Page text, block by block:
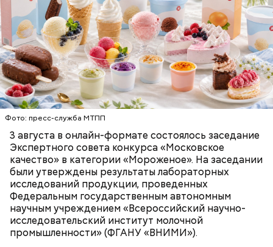
Фото: пресс-служба МТПП
3 августа в онлайн-формате состоялось заседание
Экспертного совета конкурса «Московское
качество» в категории «Мороженое». На заседании
были утверждены результаты лабораторных
исследований продукции, проведенных
Федеральным государственным автономным
научным учреждением «Всероссийский научно-
исследовательский институт молочной
промышленности» (ФГАНУ «ВНИМИ»).